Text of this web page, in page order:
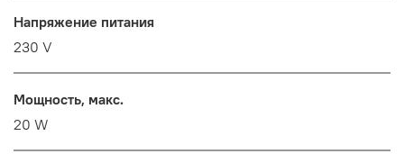
Напряжение питания
230 V
Мощность, макс.
20 W